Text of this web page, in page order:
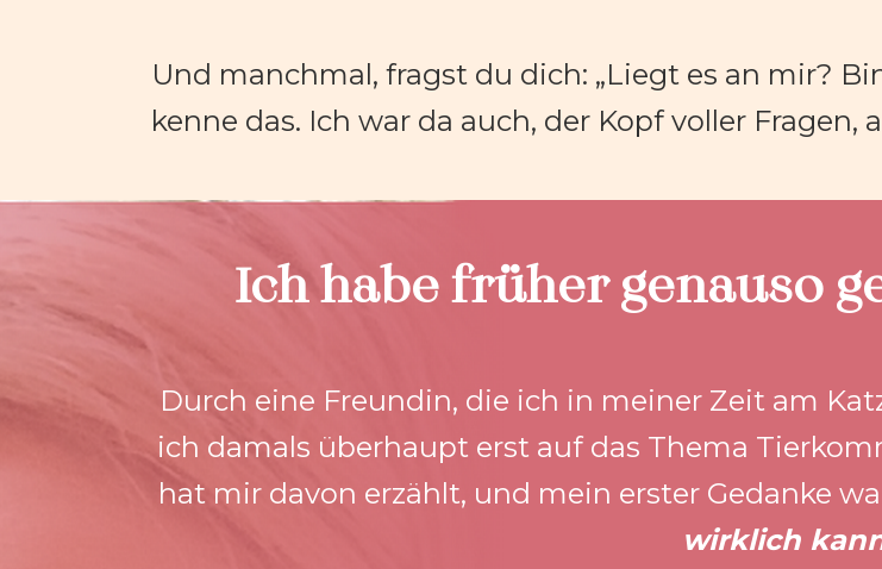
Und manchmal, fragst du dich: „Liegt es an mir?
kenne das. Ich war da auch, der Kopf voller Fragen,
Ich habe früher genauso
Durch eine Freundin, die ich in meiner Zeit am
ich damals überhaupt erst auf das Thema
hat mir davon erzählt, und mein erster Gedanke
wirklich